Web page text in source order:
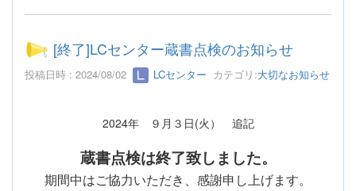
[終了]LCセンター蔵書点検のお知らせ
投稿日時 : 2024/08/02 LCセンター カテゴリ:大切なお知らせ
2024年 ９月３日(火） 追記
蔵書点検は終了致しました。
期間中はご協力いただき、感謝申し上げます。